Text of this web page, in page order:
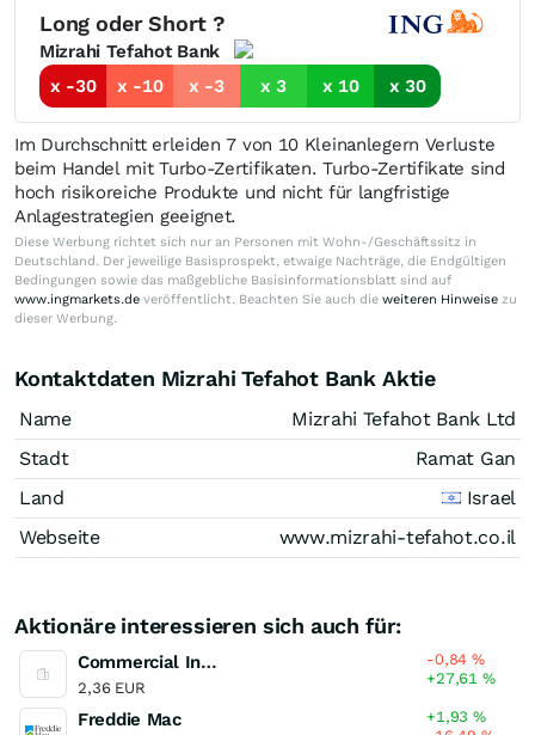
Long oder Short ?
Mizrahi Tefahot Bank
x -30
x -10 x -3 x 3 x 10 x 30
Im Durchschnitt erleiden 7 von 10 Kleinanlegern Verluste
beim Handel mit Turbo-Zertifikaten. Turbo-Zertifikate sind
hoch risikoreiche Produkte und nicht für langfristige
Anlagestrategien geeignet.
Diese Werbung richtet sich nur an Personen mit Wohn-/Geschäftssitz in
Deutschland. Der jeweilige Basisprospekt, etwaige Nachträge, die Endgültigen
Bedingungen sowie das maßgebliche Basisinformationsblatt sind auf
www.ingmarkets.de veröffentlicht. Beachten Sie auch die weiteren Hinweise zu
dieser Werbung.
Kontaktdaten Mizrahi Tefahot Bank Aktie
Name
Mizrahi Tefahot Bank Ltd
Stadt
Ramat Gan
Land
Israel
Webseite
www.mizrahi-tefahot.co.il
Aktionäre interessieren sich auch für:
Commercial International Bank
2,36 EUR
-0,84%
+27,61%
Freddie Mac +1,93%